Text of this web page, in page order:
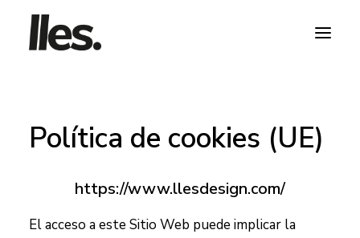
HABLA CON NOSOTROS
Política de cookies (UE)
https://www.llesdesign.com/
El acceso a este Sitio Web puede implicar la